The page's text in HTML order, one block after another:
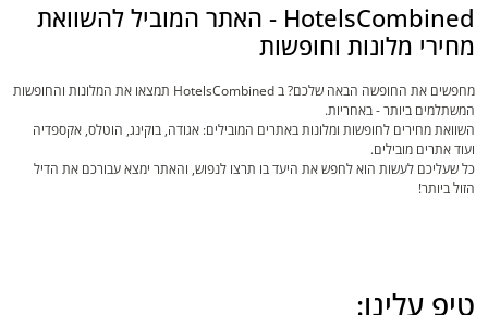
HotelsCombined - האתר המוביל להשוואת
מחירי מלונות וחופשות
מחפשים את החופשה הבאה שלכם? ב HotelsCombined תמצאו את המלונות והחופשות
המשתלמים ביותר - באחריות.
השוואת מחירים לחופשות ומלונות באתרים המובילים: אגודה, בוקינג, הוטלס, אקספדיה
ועוד אתרים מובילים.
כל שעליכם לעשות הוא לחפש את היעד בו תרצו לנפוש, והאתר ימצא עבורכם את הדיל
הזול ביותר!
טיפ עלינו: